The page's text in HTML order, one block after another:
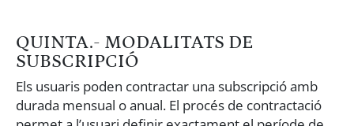
QUINTA.- MODALITATS DE
SUBSCRIPCIÓ
Els usuaris poden contractar una subscripció amb
durada mensual o anual. El procés de contractació